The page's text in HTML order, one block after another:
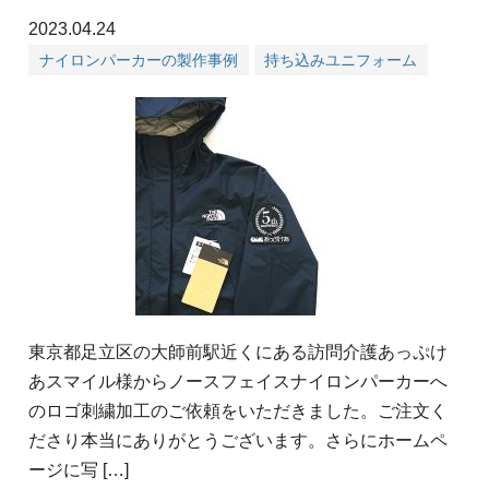
2023.04.24
ナイロンパーカーの製作事例 持ち込みユニフォーム
東京都足立区の大師前駅近くにある訪問介護あっぷけ
あスマイル様からノースフェイスナイロンパーカーへ
のロゴ刺繍加工のご依頼をいただきました。ご注文く
ださり本当にありがとうございます。さらにホームペ
ージに写 […]